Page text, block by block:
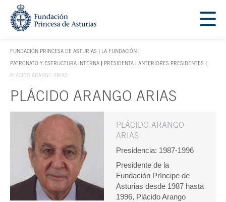
Saltar navegación. Ir directamente al contenido principal
FUNDACIÓN PRINCESA DE ASTURIAS
TECLA DE ACCESO 1
LA FUNDACIÓN
PATRONATO Y ESTRUCTURA INTERNA
PRESIDENTA
ANTERIORES PRESIDENTES
PLÁCIDO ARANGO ARIAS
PLÁCIDO ARANGO ARIAS
Contenido principal
PLÁCIDO ARANGO
ARIAS
Presidencia: 1987-1996
Presidente de la
Fundación Príncipe de
Asturias desde 1987 hasta
1996, Plácido Arango